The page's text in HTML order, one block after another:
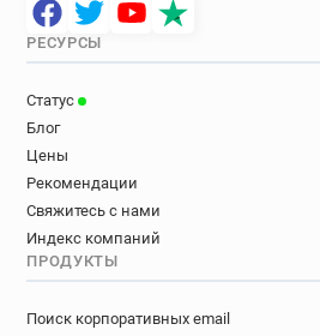
РЕСУРСЫ
Статус
Блог
Цены
Рекомендации
Свяжитесь с нами
Индекс компаний
ПРОДУКТЫ
Поиск корпоративных email